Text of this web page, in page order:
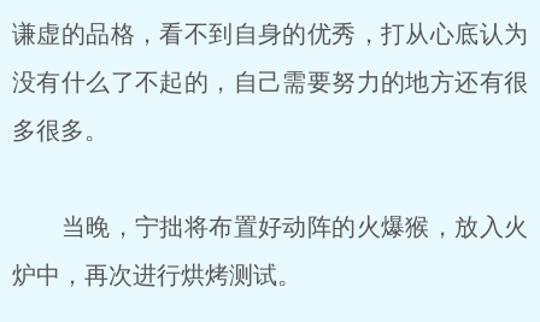
谦虚的品格，看不到自身的优秀，打从心底认为
没有什么了不起的，自己需要努力的地方还有很
多很多。
当晚，宁拙将布置好动阵的火爆猴，放入火
炉中，再次进行烘烤测试。